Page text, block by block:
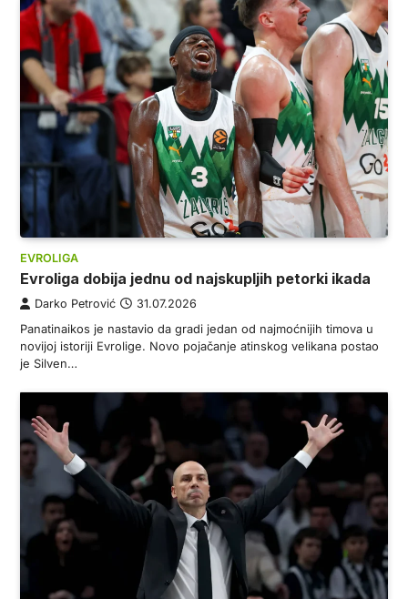
EVROLIGA
Evroliga dobija jednu od najskupljih petorki ikada
Darko Petrović 31.07.2026
Panatinaikos je nastavio da gradi jedan od najmoćnijih timova u
novijoj istoriji Evrolige. Novo pojačanje atinskog velikana postao
je Silven…